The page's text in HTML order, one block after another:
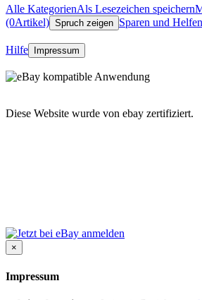
Alle KategorienAls Lesezeichen speichern
(0Artikel) Spruch zeigen Sparen und
Hilfe Impressum
Diese Website wurde von ebay zertifiziert.
×
Impressum